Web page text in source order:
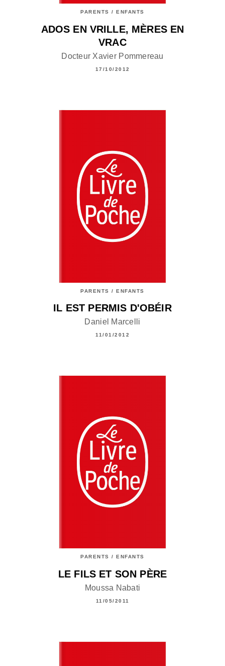
PARENTS / ENFANTS
ADOS EN VRILLE, MÈRES EN
VRAC
Docteur Xavier Pommereau
17/10/2012
PARENTS / ENFANTS
IL EST PERMIS D'OBÉIR
Daniel Marcelli
11/01/2012
PARENTS / ENFANTS
LE FILS ET SON PÈRE
Moussa Nabati
11/05/2011